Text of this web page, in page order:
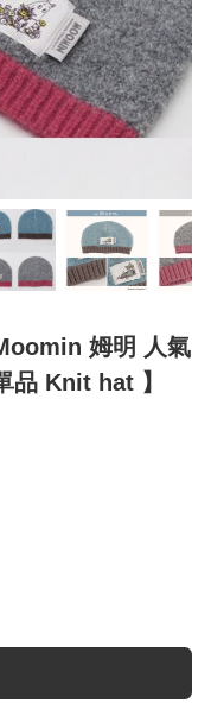
姆明 人氣
品 Knit hat 】